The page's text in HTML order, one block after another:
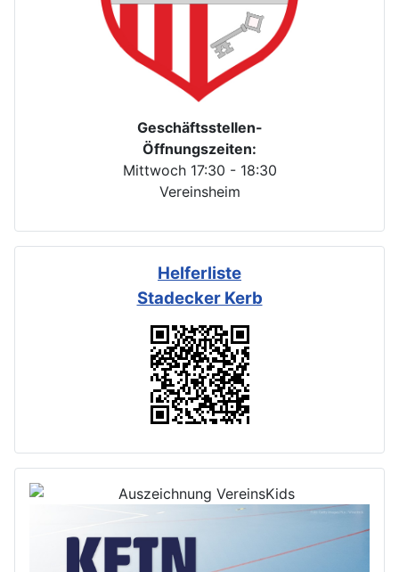
Geschäftsstellen-
Öffnungszeiten:
Mittwoch 17:30 - 18:30
Vereinsheim
Helferliste
Stadecker Kerb